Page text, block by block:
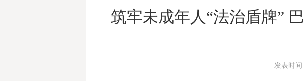
筑牢未成年人“法治盾牌”
发表时间